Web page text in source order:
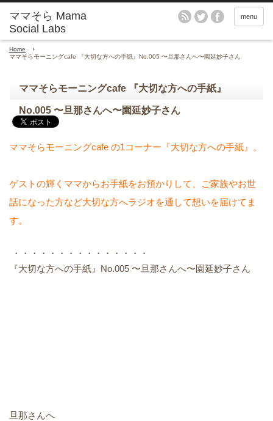
menu
Home
ママそらモーニングcafe 『大切な方への手紙』No.005 〜旦那さんへ〜園延妙子さん
ママそらモーニングcafe 『大切な方への手紙』
No.005 〜旦那さんへ〜園延妙子さん
ママそらモーニングcafe の1コーナー『大切な方への手紙』。
ゲストの輝くママからお手紙をお預かりして、ご家族やお世
話になった方など大切な方へラジオを通して想いを届けてま
す。
・・・・・・・・・・・・・・・
『大切な方への手紙』No.005 〜旦那さんへ〜園延妙子さん
旦那さんへ